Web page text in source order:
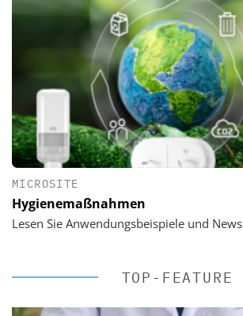
MICROSITE
Hygienemaßnahmen
Lesen Sie Anwendungsbeispiele und
TOP-FEATURE